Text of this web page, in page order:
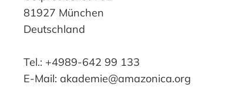
81927 München
Deutschland
Tel.: +4989-642 99 133
E-Mail: akademie@amazonica.org